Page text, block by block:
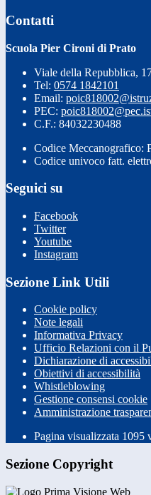
Contatti
Scuola Pier Cironi di Prato
Viale della Repubblica,
Tel: 0574 1842101
Email:
PEC:
C.F.: 84032230488
Codice Meccanografico:
Codice univoco fatt.
Seguici su
Facebook
Twitter
Youtube
Instagram
Sezione Link Utili
Cookie policy
Note legali
Informativa Privacy
Ufficio Relazioni con il
Dichiarazione di
Obiettivi di accessibilità
Whistleblowing
Gestione consensi cookie
Amministrazione
Pagina visualizzata 1095
Sezione Copyright